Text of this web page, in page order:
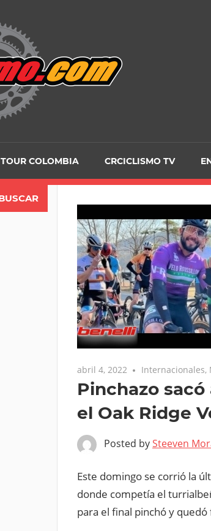
TOUR COLOMBIA CRCICLISMO TV
abril 4, 2022 Internacionales,
Pinchazo
el Oak Ridge
Posted bySteeven
Este domingo se corrió la
donde competía el
para el final pinchó y